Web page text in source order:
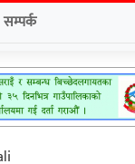
सम्पर्क